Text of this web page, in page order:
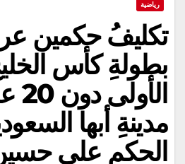
رياضية
تكليفُ حكمين
بطولةِ كأس
مدينةِ أبها
الحكم علي